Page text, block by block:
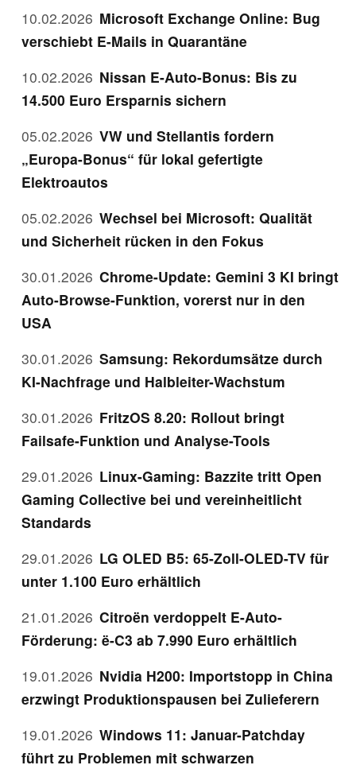
10.02.2026 Microsoft Exchange Online: Bug
verschiebt E-Mails in Quarantäne
10.02.2026 Nissan E-Auto-Bonus: Bis zu
14.500 Euro Ersparnis sichern
05.02.2026 VW und Stellantis fordern
„Europa-Bonus“ für lokal gefertigte
Elektroautos
05.02.2026 Wechsel bei Microsoft: Qualität
und Sicherheit rücken in den Fokus
30.01.2026 Chrome-Update: Gemini 3 KI bringt
Auto-Browse-Funktion, vorerst nur in den
USA
30.01.2026 Samsung: Rekordumsätze durch
KI-Nachfrage und Halbleiter-Wachstum
30.01.2026 FritzOS 8.20: Rollout bringt
Failsafe-Funktion und Analyse-Tools
29.01.2026 Linux-Gaming: Bazzite tritt Open
Gaming Collective bei und vereinheitlicht
Standards
29.01.2026 LG OLED B5: 65-Zoll-OLED-TV für
unter 1.100 Euro erhältlich
21.01.2026 Citroën verdoppelt E-Auto-
Förderung: ë-C3 ab 7.990 Euro erhältlich
19.01.2026 Nvidia H200: Importstopp in China
erzwingt Produktionspausen bei Zulieferern
19.01.2026 Windows 11: Januar-Patchday
führt zu Problemen mit schwarzen